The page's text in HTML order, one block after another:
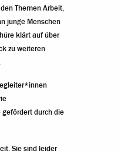
Themen Arbeit,
junge Menschen
klärt auf über
zu weiteren
gefördert durch die
Sie sind leider